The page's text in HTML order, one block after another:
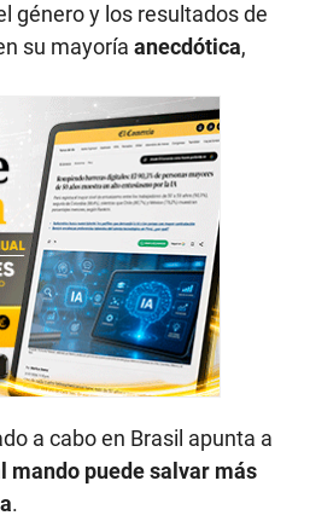
género y los resultados de
su mayoría anecdótica,
a cabo en Brasil apunta a
mando puede salvar más
.